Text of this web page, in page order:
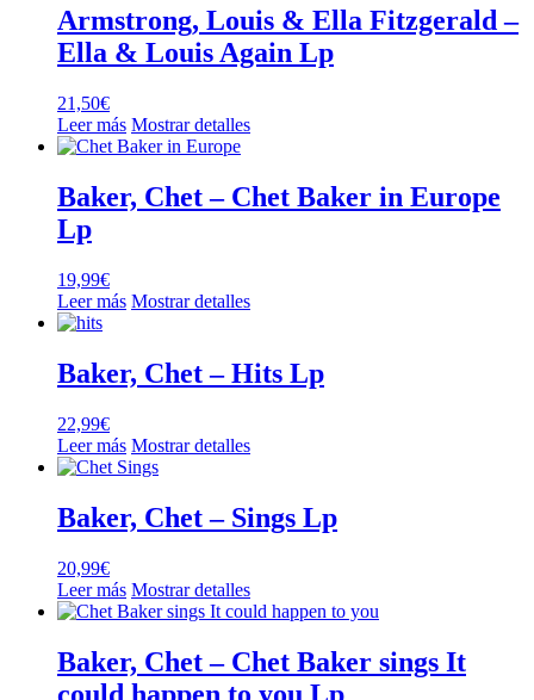
19,50€.14,99€.
Armstrong, Louis & Ella Fitzgerald –
Ella & Louis Again Lp
21,50€
Leer más Mostrar detalles
Baker, Chet – Chet Baker in Europe
Lp
19,99€
Leer más Mostrar detalles
Baker, Chet – Hits Lp
22,99€
Leer más Mostrar detalles
Baker, Chet – Sings Lp
20,99€
Leer más Mostrar detalles
Baker, Chet – Chet Baker sings It
could happen to you Lp